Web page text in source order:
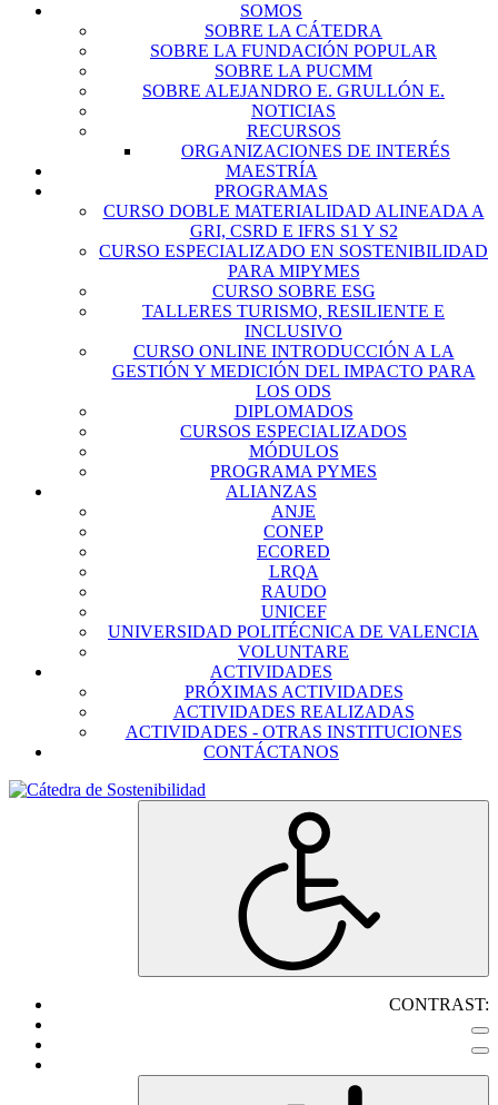
SOMOS
SOBRE LA CÁTEDRA
SOBRE LA FUNDACIÓN POPULAR
SOBRE LA PUCMM
SOBRE ALEJANDRO E. GRULLÓN E.
NOTICIAS
RECURSOS
ORGANIZACIONES DE INTERÉS
MAESTRÍA
PROGRAMAS
CURSO DOBLE MATERIALIDAD ALINEADA A
GRI, CSRD E IFRS S1 Y S2
CURSO ESPECIALIZADO EN SOSTENIBILIDAD
PARA MIPYMES
CURSO SOBRE ESG
TALLERES TURISMO, RESILIENTE E
INCLUSIVO
CURSO ONLINE INTRODUCCIÓN A LA
GESTIÓN Y MEDICIÓN DEL IMPACTO PARA
LOS ODS
DIPLOMADOS
CURSOS ESPECIALIZADOS
MÓDULOS
PROGRAMA PYMES
ALIANZAS
ANJE
CONEP
ECORED
LRQA
RAUDO
UNICEF
UNIVERSIDAD POLITÉCNICA DE VALENCIA
VOLUNTARE
ACTIVIDADES
PRÓXIMAS ACTIVIDADES
ACTIVIDADES REALIZADAS
ACTIVIDADES - OTRAS INSTITUCIONES
CONTÁCTANOS
CONTRAST: